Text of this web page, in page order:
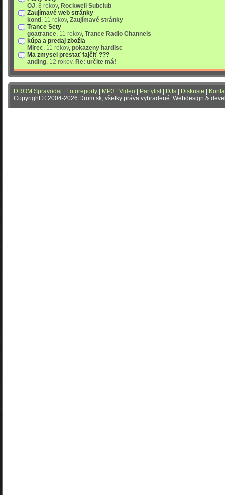
OJ, 8 rokov, Rockwell Subclub
Zaujímavé web stránky
konti, 11 rokov, Zaujímavé stránky
Trance Sety
goatrance, 11 rokov, Trance Radio Channels
kúpa a predaj zbožia
Mirec, 11 rokov, pokazeny hardisc
Ma zmysel prestať fajčiť ???
anding, 12 rokov, Re: určite má!
DROM Spravodaj Fotoreporty MP3 Video Partylist| DJs Diskusie
Copyright © 2004-2026 Drom.sk, všetky práva vyhradené. Webdesign &